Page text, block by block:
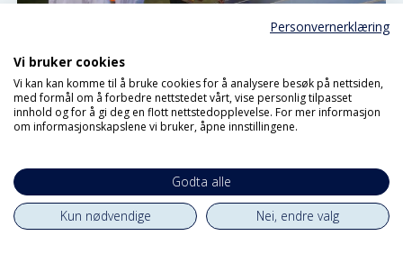
Nå går det mot lysere
tider i Malawi
Personvernerklæring
Vi bruker cookies
Vi kan kan komme til å bruke cookies for å analysere besøk på nettsiden,
med formål om å forbedre nettstedet vårt, vise personlig tilpasset
innhold og for å gi deg en flott nettstedopplevelse. For mer informasjon
om informasjonskapslene vi bruker, åpne innstillingene.
Godta alle
Kun nødvendige
Nei, endre valg